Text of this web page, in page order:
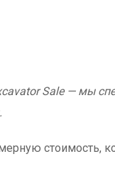
Sale — мы
стоимость,